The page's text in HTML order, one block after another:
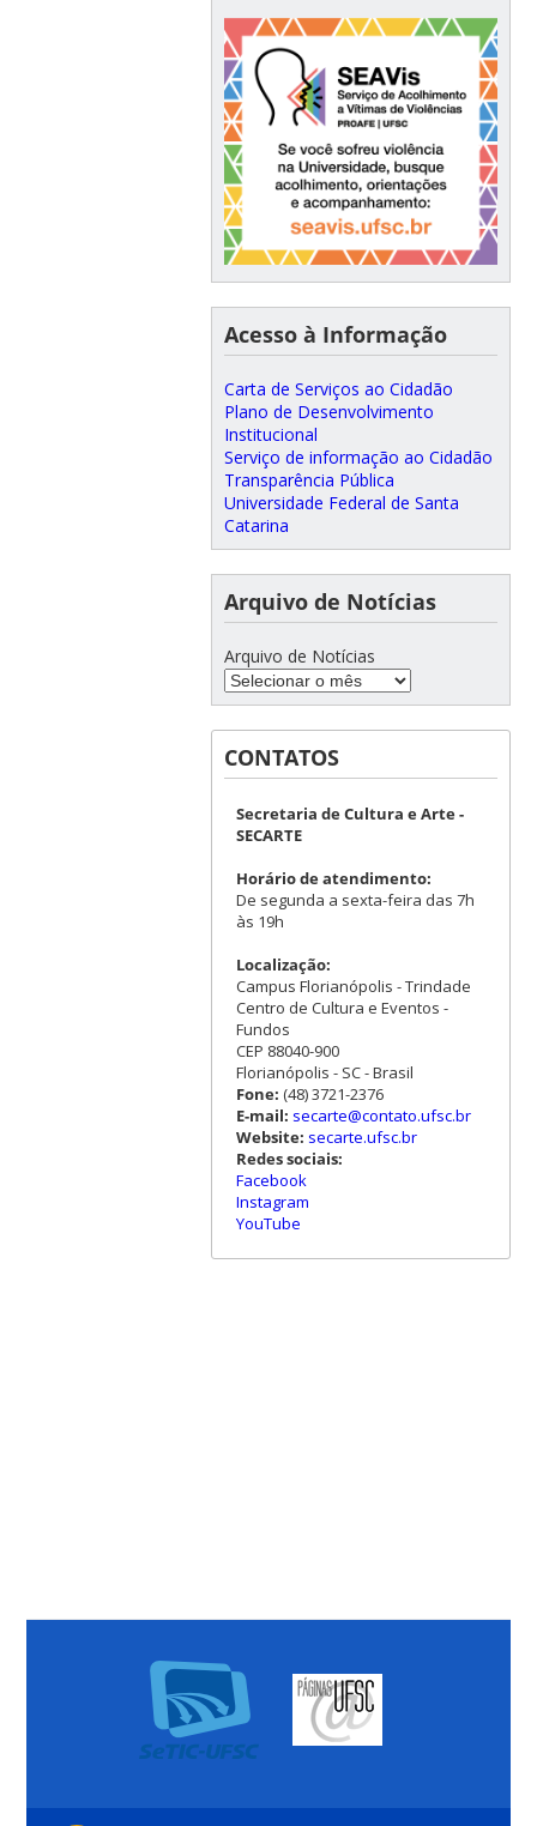
Acesso à Informação
Carta de Serviços ao Cidadão
Plano de Desenvolvimento
Institucional
Serviço de informação ao Cidadão
Transparência Pública
Universidade Federal de Santa
Catarina
Arquivo de Notícias
Arquivo de Notícias
CONTATOS
Secretaria de Cultura e Arte -
SECARTE
Horário de atendimento:
De segunda a sexta-feira das 7h
às 19h
Localização:
Campus Florianópolis - Trindade
Centro de Cultura e Eventos -
Fundos
CEP 88040-900
Florianópolis - SC - Brasil
Fone: (48) 3721-2376
E-mail: secarte@contato.ufsc.br
Website: secarte.ufsc.br
Redes sociais:
Facebook
Instagram
YouTube